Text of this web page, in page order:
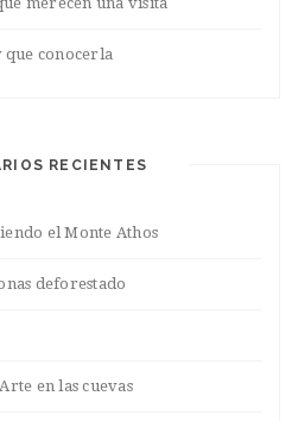
que conocerla
RECIENTES
el Monte Athos
deforestado
en las cuevas